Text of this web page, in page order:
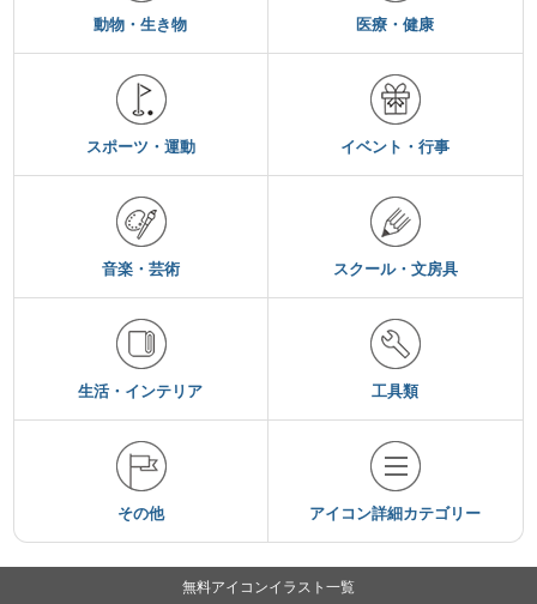
動物・生き物 医療・健康
スポーツ・運動 イベント・行事
音楽・芸術 スクール・文房具
生活・インテリア 工具類
その他 アイコン詳細カテゴリー
無料アイコンイラスト一覧